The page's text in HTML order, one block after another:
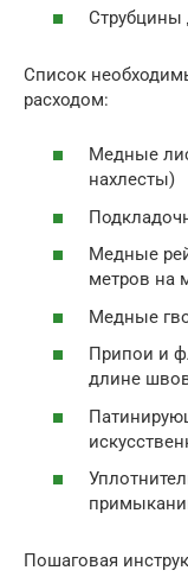
Струбцины
Список
расходом:
Медные
нахлесты)
Медные
метров на
Медные
Припои и
длине
Пошаговая